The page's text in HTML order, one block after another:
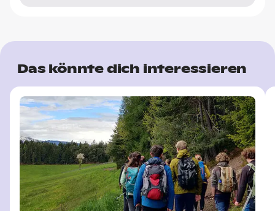
Das könnte dich interessieren